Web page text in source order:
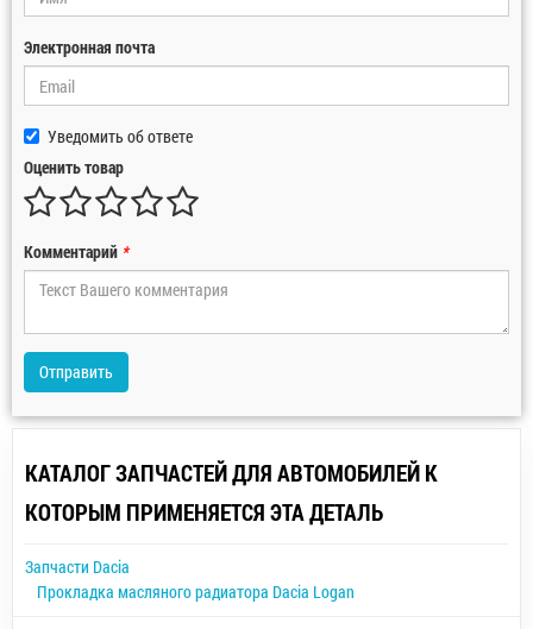
Электронная почта
Уведомить об ответе
Оценить товар
Комментарий *
Отправить
КАТАЛОГ ЗАПЧАСТЕЙ ДЛЯ АВТОМОБИЛЕЙ К
КОТОРЫМ ПРИМЕНЯЕТСЯ ЭТА ДЕТАЛЬ
Запчасти Dacia
Прокладка масляного радиатора Dacia Logan